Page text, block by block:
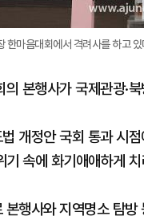
한마음대회에서 격려사를 하고
의 본행사가 국제관광·
개정안 국회 통과 시
기 속에 화기애애하게
본행사와 지역명소 탐